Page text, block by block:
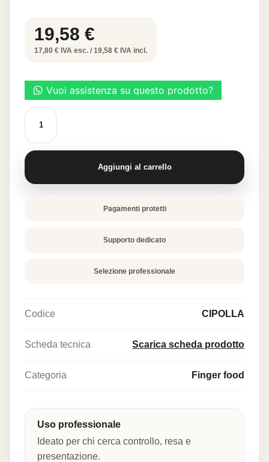
19,58 €
17,80 € IVA esc. / 19,58 € IVA incl.
Cialda
alimentare
"Cipolla"
quantità
Aggiungi al carrello
Pagamenti protetti
Supporto dedicato
Selezione professionale
Codice CIPOLLA
Scheda tecnica Scarica scheda prodotto
Categoria Finger food
Uso professionale
Ideato per chi cerca controllo, resa e
presentazione.